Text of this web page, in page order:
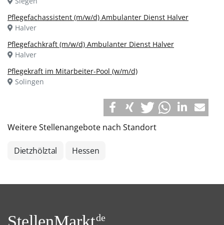
Pflegefachassistent (m/w/d) Ambulanter Dienst Halver
Halver
Pflegefachkraft (m/w/d) Ambulanter Dienst Halver
Halver
Pflegekraft im Mitarbeiter-Pool (w/m/d)
Solingen
Weitere Stellenangebote nach Standort
Dietzhölztal Hessen
StellenMarkt.de